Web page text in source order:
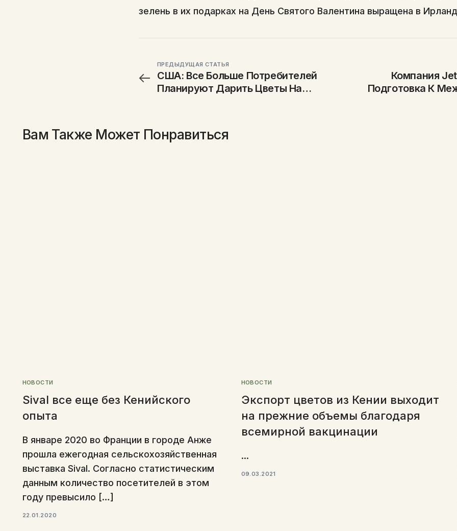
зелень в их подарках на День Святого Валентина выращена в
ПРЕДЫДУЩАЯ СТАТЬЯ
США: Все Больше Потребителей
Планируют Дарить Цветы На
Компания
Подготовка К
Вам Также Может Понравиться
НОВОСТИ
Sival все еще без Кенийского
опыта
В январе 2020 во Франции в городе Анже
прошла ежегодная сельскохозяйственная
выставка Sival. Согласно статистическим
данным количество посетителей в этом
году превысило […]
22.01.2020
НОВОСТИ
Экспорт цветов из Кении выходит
на прежние объемы благодаря
всемирной вакцинации
...
09.03.2021